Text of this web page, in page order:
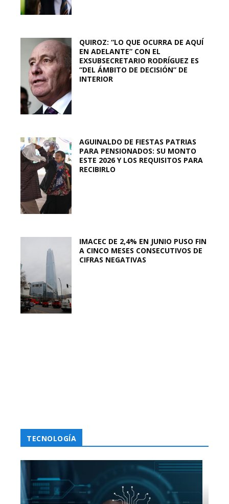
QUIROZ: “LO QUE OCURRA DE AQUÍ
EN ADELANTE” CON EL
EXSUBSECRETARIO RODRÍGUEZ ES
“DEL ÁMBITO DE DECISIÓN” DE
INTERIOR
AGUINALDO DE FIESTAS PATRIAS
PARA PENSIONADOS: SU MONTO
ESTE 2026 Y LOS REQUISITOS PARA
RECIBIRLO
IMACEC DE 2,4% EN JUNIO PUSO FIN
A CINCO MESES CONSECUTIVOS DE
CIFRAS NEGATIVAS
TECNOLOGÍA